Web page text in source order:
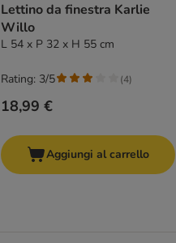
Lettino da finestra Karlie
Willo
L 54 x P 32 x H 55 cm
18,99 €
Rating: 3/5 (4)
Aggiungi al carrello